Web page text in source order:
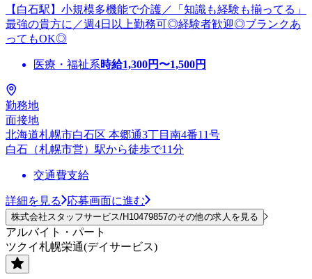
【白石駅】小規模多機能で介護／「知識も経験も揃ってる」
最強の貴方に／週4日以上勤務可◎経験者歓迎◎ブランクあ
ってもOK◎
医療・福祉系時給1,300円〜1,500円
勤務地
面接地
北海道札幌市白石区 本郷通3丁目南4番11号
白石（札幌市営）駅から徒歩で11分
交通費支給
詳細を見る 応募画面に進む
株式会社スタッフサービス/H10479857のその他の求人を見る
アルバイト・パート
ツクイ札幌栄通(デイサービス)